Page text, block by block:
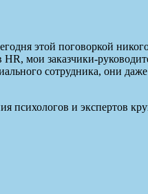
этой поговоркой
мои заказчики-
сотрудника, они даже
психологов и экспертов